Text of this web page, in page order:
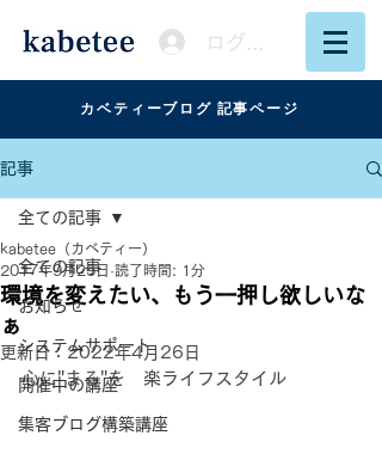
ログイン
カベティーブログ 記事ページ
記事
全ての記事
お知らせ
システムサポート
開催中の講座
集客ブログ構築講座
全ての記事
環境を変えたい、もう一押し欲しいな
ぁ
kabetee（カベティー）
2017年9月25日 読了時間: 1分
更新日： 2022年4月26日
心に"まる"を　楽ライフスタイル